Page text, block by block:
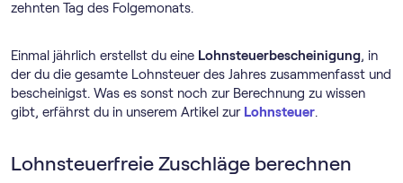
zehnten Tag des Folgemonats.
Einmal jährlich erstellst du eine Lohnsteuerbescheinigung, in
der du die gesamte Lohnsteuer des Jahres zusammenfasst und
bescheinigst. Was es sonst noch zur Berechnung zu wissen
gibt, erfährst du in unserem Artikel zur Lohnsteuer.
Lohnsteuerfreie Zuschläge berechnen